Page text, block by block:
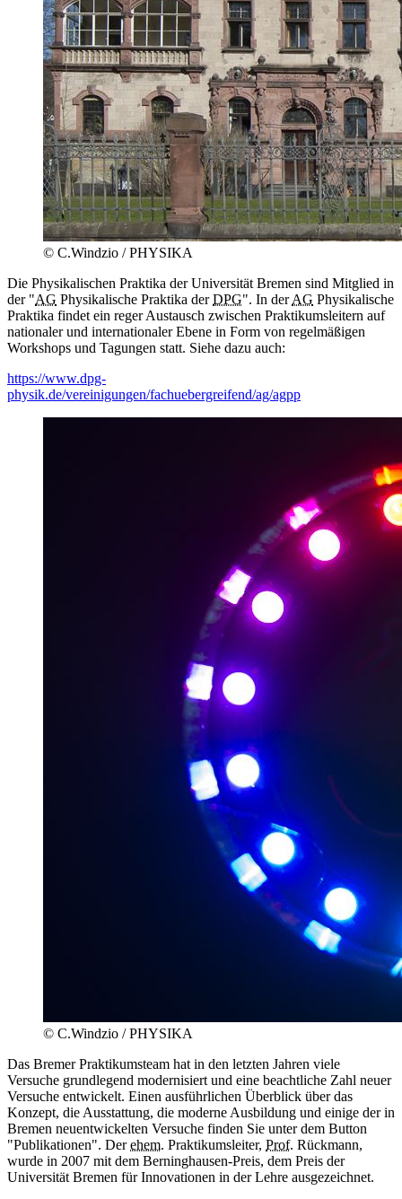
© C.Windzio / PHYSIKA
Die Physikalischen Praktika der Universität Bremen sind Mitglied in
der "AG Physikalische Praktika derDPG". In derAG Physikalische
Praktika findet ein reger Austausch zwischen Praktikumsleitern auf
nationaler und internationaler Ebene in Form von regelmäßigen
Workshops und Tagungen statt. Siehe dazu auch:
https://www.dpg-
physik.de/vereinigungen/fachuebergreifend/ag/agpp
© C.Windzio / PHYSIKA
Das Bremer Praktikumsteam hat in den letzten Jahren viele
Versuche grundlegend modernisiert und eine beachtliche Zahl neuer
Versuche entwickelt. Einen ausführlichen Überblick über das
Konzept, die Ausstattung, die moderne Ausbildung und einige der in
Bremen neuentwickelten Versuche finden Sie unter dem Button
"Publikationen". Derehem. Praktikumsleiter, Prof. Rückmann,
wurde in 2007 mit dem Berninghausen-Preis, dem Preis der
Universität Bremen für Innovationen in der Lehre ausgezeichnet.